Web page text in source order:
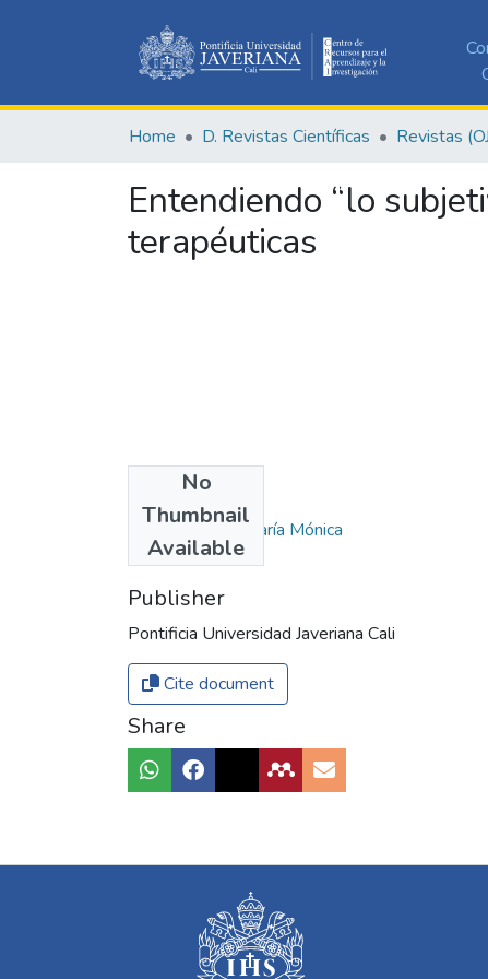
Home D. Revistas Científicas Revistas
Entendiendo “lo
terapéuticas
No
Thumbnail
Available
Authors
Novoa Gómez, María Mónica
Publisher
Pontificia Universidad Javeriana Cali
Cite document
Share